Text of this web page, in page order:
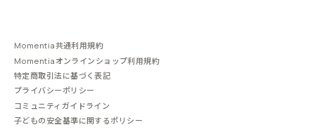
Momentia共通利用規約
Momentiaオンラインショップ利用規約
特定商取引法に基づく表記
プライバシーポリシー
コミュニティガイドライン
子どもの安全基準に関するポリシー